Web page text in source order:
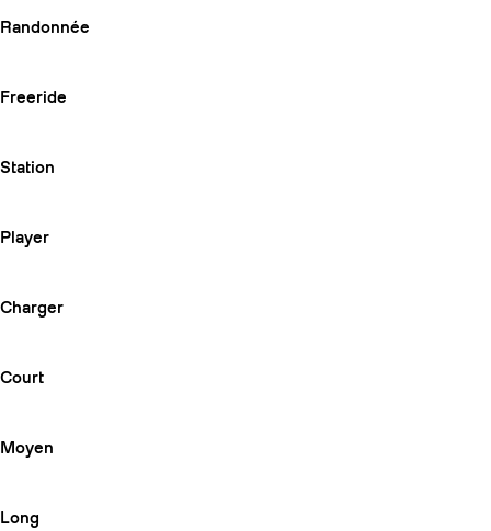
Randonnée
Freeride
Station
Player
Charger
Court
Moyen
Long